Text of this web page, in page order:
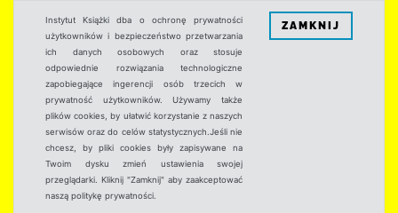
Instytut Książki dba o ochronę prywatności
użytkowników i bezpieczeństwo przetwarzania
ich danych osobowych oraz stosuje
odpowiednie rozwiązania technologiczne
zapobiegające ingerencji osób trzecich w
prywatność użytkowników. Używamy także
plików cookies, by ułatwić korzystanie z naszych
serwisów oraz do celów statystycznych.Jeśli nie
chcesz, by pliki cookies były zapisywane na
Twoim dysku zmień ustawienia swojej
przeglądarki. Kliknij "Zamknij" aby zaakceptować
naszą politykę prywatności.
ZAMKNIJ